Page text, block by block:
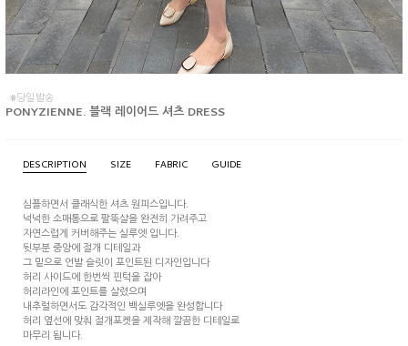
#당일발송
PONYZIENNE. 블랙 레이어드 셔츠 DRESS
DESCRIPTION SIZE FABRIC GUIDE
심플하면서 클래식한 셔츠 원피스입니다.
넉넉한 소매통으로 팔뚝살을 완전히 가려주고
자연스럽게 커버해주는 실루엣 입니다.
뒷부분 중앙에 절개 디테일과
그 밑으로 언발 슬릿이 포인트된 디자인입니다
허리 사이드에 한번씩 핀턱을 잡아
허리라인에 포인트를 살렸으며
내추럴하면서도 감각적인 백실루엣을 완성합니다
허리 옆선에 맞춰 절개포켓을 제작해 깔끔한 디테일로
마무리 됩니다.